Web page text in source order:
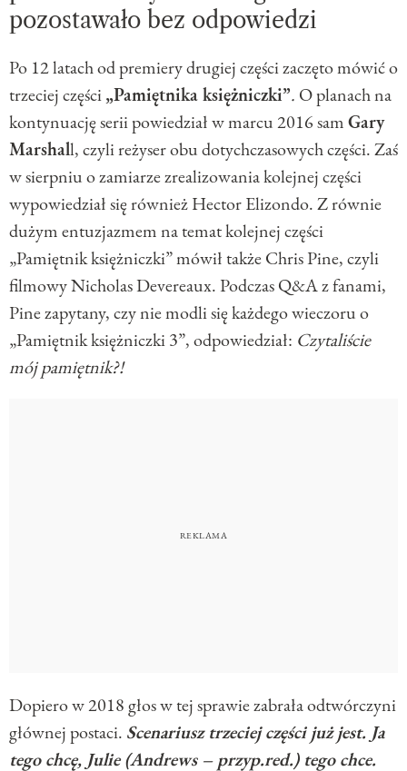
pozostawało bez odpowiedzi
Po 12 latach od premiery drugiej części zaczęto mówić o
trzeciej części„Pamiętnika księżniczki”. O planach na
kontynuację serii powiedział w marcu 2016 samGary
Marshall, czyli reżyser obu dotychczasowych części. Zaś
w sierpniu o zamiarze zrealizowania kolejnej części
wypowiedział się również Hector Elizondo. Zrównie
dużym entuzjazmem na temat kolejnej części
„Pamiętnik księżniczki” mówiłtakże Chris Pine,czyli
filmowy Nicholas Devereaux. Podczas Q&A z fanami,
Pine zapytany, czy nie modli się każdego wieczoru o
„Pamiętnik księżniczki 3”, odpowiedział: Czytaliście
mój pamiętnik?!
Dopiero w 2018 głos w tej sprawie zabrała odtwórczyni
głównej postaci. Scenariusz trzeciej części już jest. Ja
tego chcę, Julie (Andrews – przyp.red.) tego chce.